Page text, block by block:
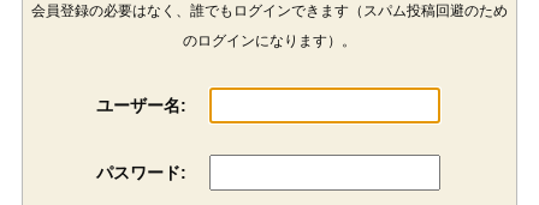
会員登録の必要はなく、誰でもログインできます（スパム投稿回避のため
のログインになります）。
ユーザー名:
パスワード: